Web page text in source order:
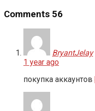
Comments 56
BryantJelay
1 year ago
покупка аккаунтов